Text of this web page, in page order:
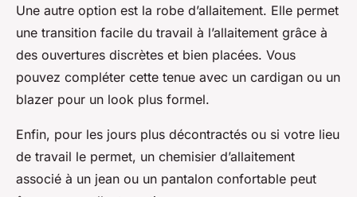
Une autre option est la robe d’allaitement. Elle permet
une transition facile du travail à l’allaitement grâce à
des ouvertures discrètes et bien placées. Vous
pouvez compléter cette tenue avec un cardigan ou un
blazer pour un look plus formel.
Enfin, pour les jours plus décontractés ou si votre lieu
de travail le permet, un chemisier d’allaitement
associé à un jean ou un pantalon confortable peut